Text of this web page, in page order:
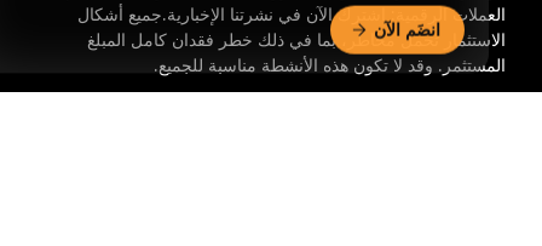
العملات الرقمية: اشترك الآن في نشرتنا الإخبارية.جميع أشكال
الاستثمار تحمل مخاطر، بما في ذلك خطر فقدان كامل المبلغ
المستثمر. وقد لا تكون هذه الأنشطة مناسبة للجميع.
انضَم الآن